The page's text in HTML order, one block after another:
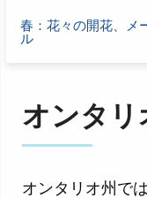
春：花々の開花、メ
ル
オンタ
オンタリオ州で